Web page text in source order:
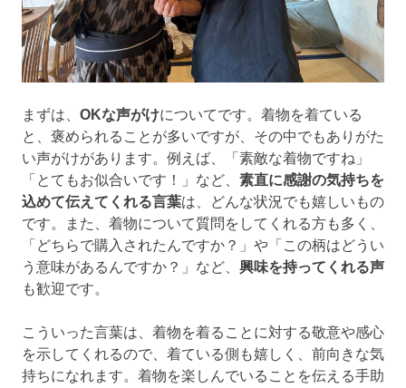
まずは、 OKな声がけについてです。着物を着ている
と、褒められることが多いですが、その中でもありがた
い声がけがあります。例えば、「素敵な着物ですね」
「とてもお似合いです！」など、 素直に感謝の気持ちを
込めて伝えてくれる言葉は、どんな状況でも嬉しいもの
です。また、着物について質問をしてくれる方も多く、
「どちらで購入されたんですか？」や「この柄はどうい
う意味があるんですか？」など、 興味を持ってくれる声
も歓迎です。
こういった言葉は、着物を着ることに対する敬意や感心
を示してくれるので、着ている側も嬉しく、前向きな気
持ちになれます。着物を楽しんでいることを伝える手助